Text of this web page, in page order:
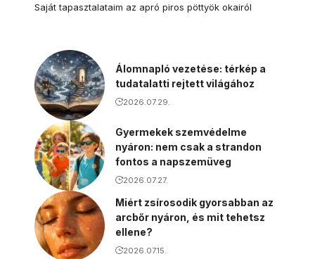
Saját tapasztalataim az apró piros pöttyök okairól
Álomnapló vezetése: térkép a
tudatalatti rejtett világához
2026.07.29.
Gyermekek szemvédelme
nyáron: nem csak a strandon
fontos a napszemüveg
2026.07.27.
Miért zsírosodik gyorsabban az
arcbőr nyáron, és mit tehetsz
ellene?
2026.07.15.